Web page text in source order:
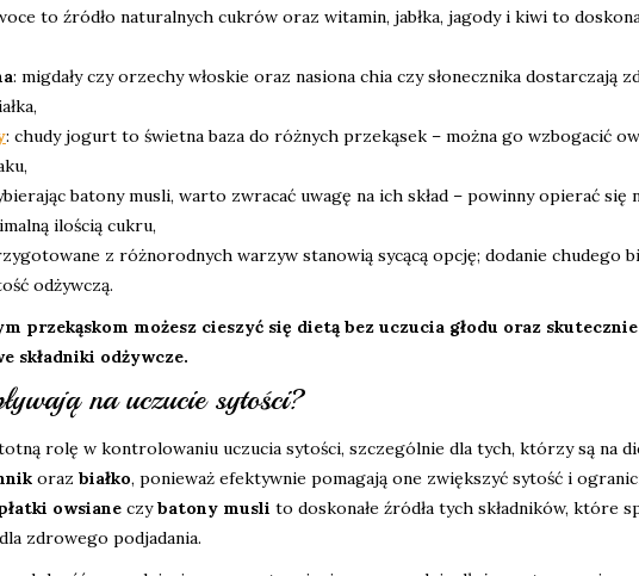
to źródło naturalnych cukrów oraz witamin, jabłka, jagody i kiwi to
: migdały czy orzechy włoskie oraz nasiona chia czy słonecznika dostarczają
: chudy jogurt to świetna baza do różnych przekąsek – można go wzbogacić
batony musli, warto zwracać uwagę na ich skład – powinny opierać się
ilością cukru,
z różnorodnych warzyw stanowią sycącą opcję; dodanie chudego
odżywczą.
przekąskom możesz cieszyć się dietą bez uczucia głodu oraz
składniki odżywcze.
na uczucie sytości?
rolę w kontrolowaniu uczucia sytości, szczególnie dla tych, którzy są na
oraz białko, ponieważ efektywnie pomagają one zwiększyć sytość i
owsiane czybatony musli to doskonałe źródła tych składników, które
zdrowego podjadania.